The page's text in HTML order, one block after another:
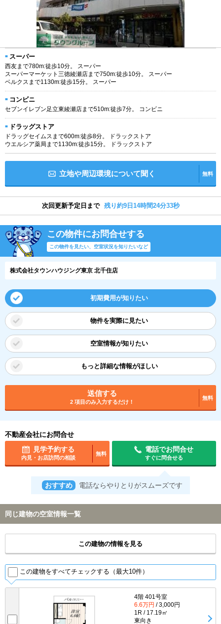
スーパー
西友まで780m:徒歩10分。 スーパー
スーパーマーケット三徳綾瀬店まで750m:徒歩10分。 スーパー
ベルクスまで1130m:徒歩15分。 スーパー
コンビニ
セブンイレブン足立東綾瀬店まで510m:徒歩7分。 コンビニ
ドラッグストア
ドラッグセイムスまで600m:徒歩8分。 ドラックストア
ウエルシア薬局まで1130m:徒歩15分。 ドラックストア
立地や周辺環境について聞く 無料
次回更新予定日まで 残り約9日14時間24分32秒
この物件にお問合せする
この物件を見たい、空室状況を知りたいなど
株式会社タウンハウジング東京 北千住店
初期費用が知りたい
物件を実際に見たい
空室情報が知りたい
もっと詳細な情報がほしい
送信する
2 項目のみ入力するだけ！
無料
不動産会社にお問合せ
見学予約する
内見・お店訪問の相談
無料
電話でお問合せ
すぐに問合せる
おすすめ 電話ならやりとりがスムーズです
同じ建物の空室情報一覧
この建物の情報を見る
この建物をすべてチェックする（最大10件）
4階 401号室
6.6万円 / 3,000円
1R / 17.19㎡
東向き